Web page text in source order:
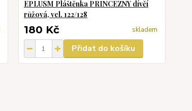
EPLUSM Pláštěnka PRINCEZNY dívčí
růžová, vel. 122/128
180 Kč skladem
Přidat do košíku